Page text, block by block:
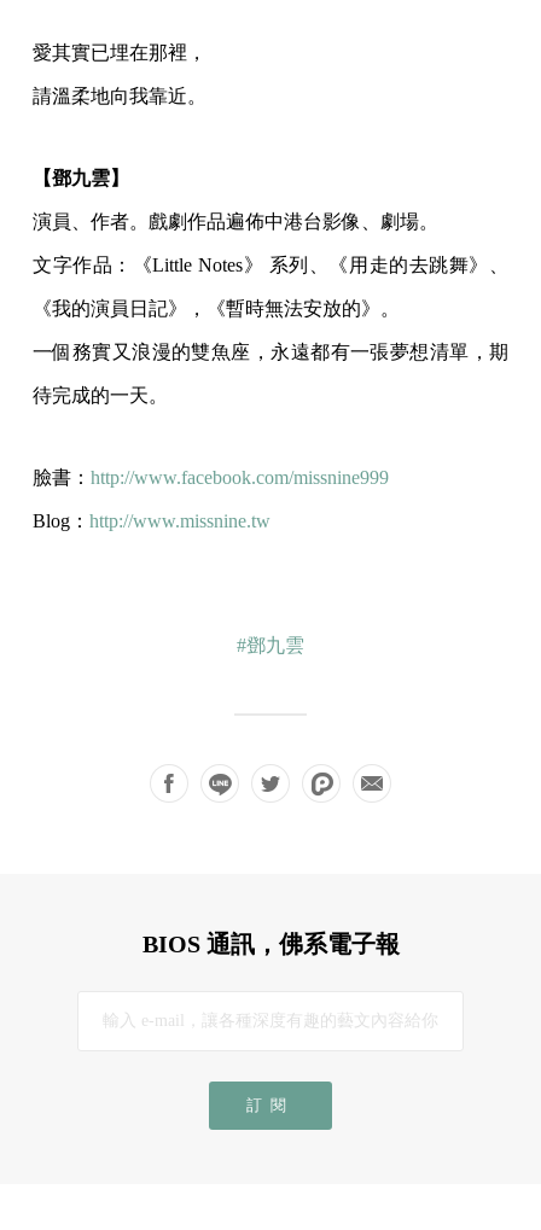
愛其實已埋在那裡，
請溫柔地向我靠近。
【鄧九雲】
演員、作者。戲劇作品遍佈中港台影像、劇場。
文字作品：《Little Notes》 系列、《用走的去跳舞》、
《我的演員日記》，《暫時無法安放的》。
一個務實又浪漫的雙魚座，永遠都有一張夢想清單，期
待完成的一天。
臉書： http://www.facebook.com/missnine999
Blog： http://www.missnine.tw
#鄧九雲
BIOS 通訊，佛系電子報
訂閱